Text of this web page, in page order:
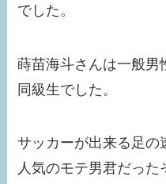
でした。
蒔苗海斗さんは一般男
同級生でした。
サッカーが出来る足の
人気のモテ男君だった